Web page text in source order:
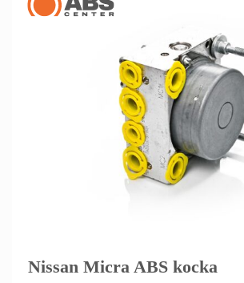
Nissan Micra ABS kocka